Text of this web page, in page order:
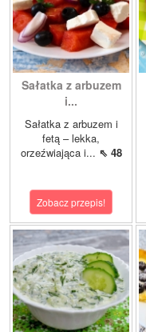
Sałatka z arbuzem
i...
Sałatka z arbuzem i
fetą – lekka,
orzeźwiająca i... ⇖ 48
Zobacz przepis!